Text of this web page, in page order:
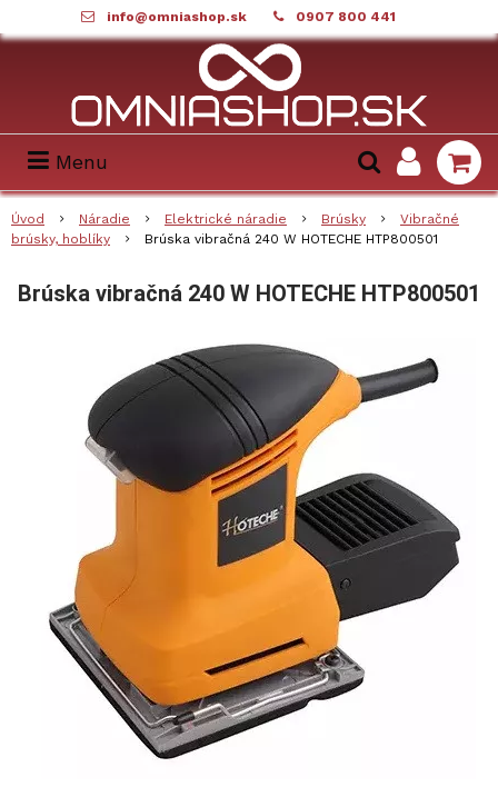
info@omniashop.sk 0907 800 441
Menu
Úvod Náradie Elektrické náradie Brúsky
Vibračné
brúsky, hoblíky
Brúska vibračná 240 W HOTECHE HTP800501
Brúska vibračná 240 W HOTECHE HTP800501